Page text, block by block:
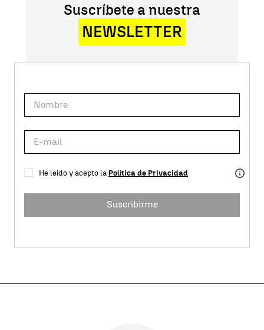
Suscríbete a nuestra
NEWSLETTER
He leído y acepto la Política de Privacidad
Suscribirme